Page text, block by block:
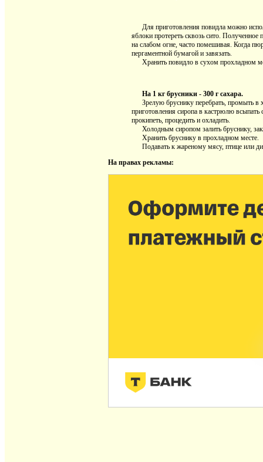
Для приготовления повидла можно
яблоки протереть сквозь сито.
на слабом огне, часто помешивая. Когда
пергаментной бумагой и завязать.
Хранить повидло в сухом прохладном
На 1 кг брусники - 300 г сахара.
Зрелую бруснику перебрать, промыть в
приготовления сиропа в кастрюлю всыпать
прокипеть, процедить и охладить.
Холодным сиропом залить бруснику,
Хранить бруснику в прохладном месте.
Подавать к жареному мясу, птице или
На правах рекламы: